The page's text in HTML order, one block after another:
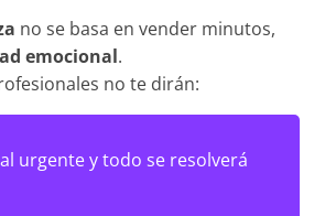
no se basa en vender minutos,
emocional.
no te dirán:
urgente y todo se resolverá